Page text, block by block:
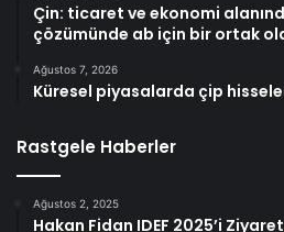
Çin: ticaret ve ekonomi
çözümünde ab için bir ortak
Ağustos 7, 2026
Küresel piyasalarda çip
Rastgele Haberler
Ağustos 2, 2025
Hakan Fidan IDEF 2025’i